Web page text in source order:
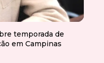
temporada de
em Campinas